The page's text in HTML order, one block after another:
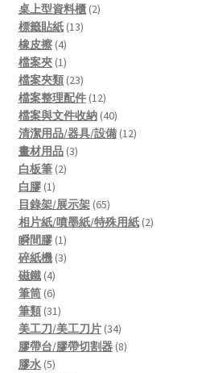
桌上型資料櫃 22
標籤貼紙 1313
橡皮擦 44
products
檔案夾 11
product
檔案夾類 2323
products
檔案整理配件 1212
products
檔案與文件收納 4040
products
清潔用品/器具/設備 1212
畫材用品 33
白板筆 22
白膠 11
product
目錄架/展示架 6565
products
相片紙/噴墨紙/特殊用紙 22
瞬間膠 11
product
碎紙機 33
磁鐵 44
products
筆筒 66
products
筆類 3131
products
美工刀/美工刀片 3434
products
膠帶台/膠帶切割器 88
膠水 55